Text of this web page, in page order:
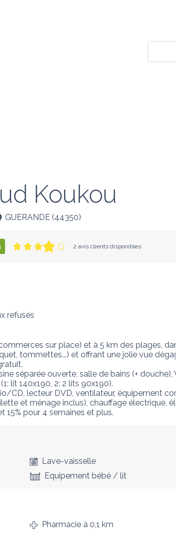
Koukou
GUERANDE (44350)
2 avis clients disponibles
refusés
sur place) et à 5 km des plages,
tommettes...) et offrant une jolie vue
séparée ouverte, salle de bains (+
lit 140x190, 2: 2 lits 90x190).
CD, lecteur DVD, ventilateur, équipement
et ménage inclus), chauffage électrique,
15% pour 4 semaines et plus.
Lave-vaisselle
Equipement bébé / lit
Pharmacieà 0,1 km